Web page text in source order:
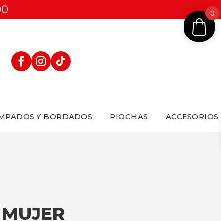
Y BORDADOS PIOCHAS ACCESORIOS
0